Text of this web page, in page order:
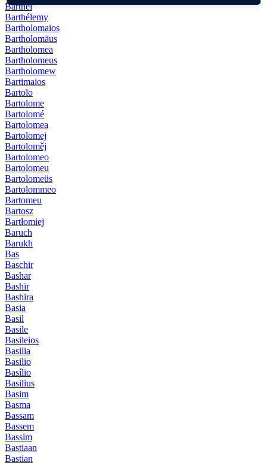
Barthel
Barthélemy
Bartholomaios
Bartholomäus
Bartholomea
Bartholomeus
Bartholomew
Bartimaios
Bartolo
Bartolome
Bartolomé
Bartolomea
Bartolomej
Bartoloměj
Bartolomeo
Bartolomeu
Bartolomeüs
Bartolommeo
Bartomeu
Bartosz
Bartłomiej
Baruch
Barukh
Bas
Baschir
Bashar
Bashir
Bashira
Basia
Basil
Basile
Basileios
Basilia
Basilio
Basílio
Basilius
Basim
Basma
Bassam
Bassem
Bassim
Bastiaan
Bastian